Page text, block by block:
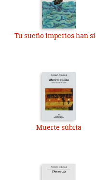
Tu sueño imperios han
Muerte súbita